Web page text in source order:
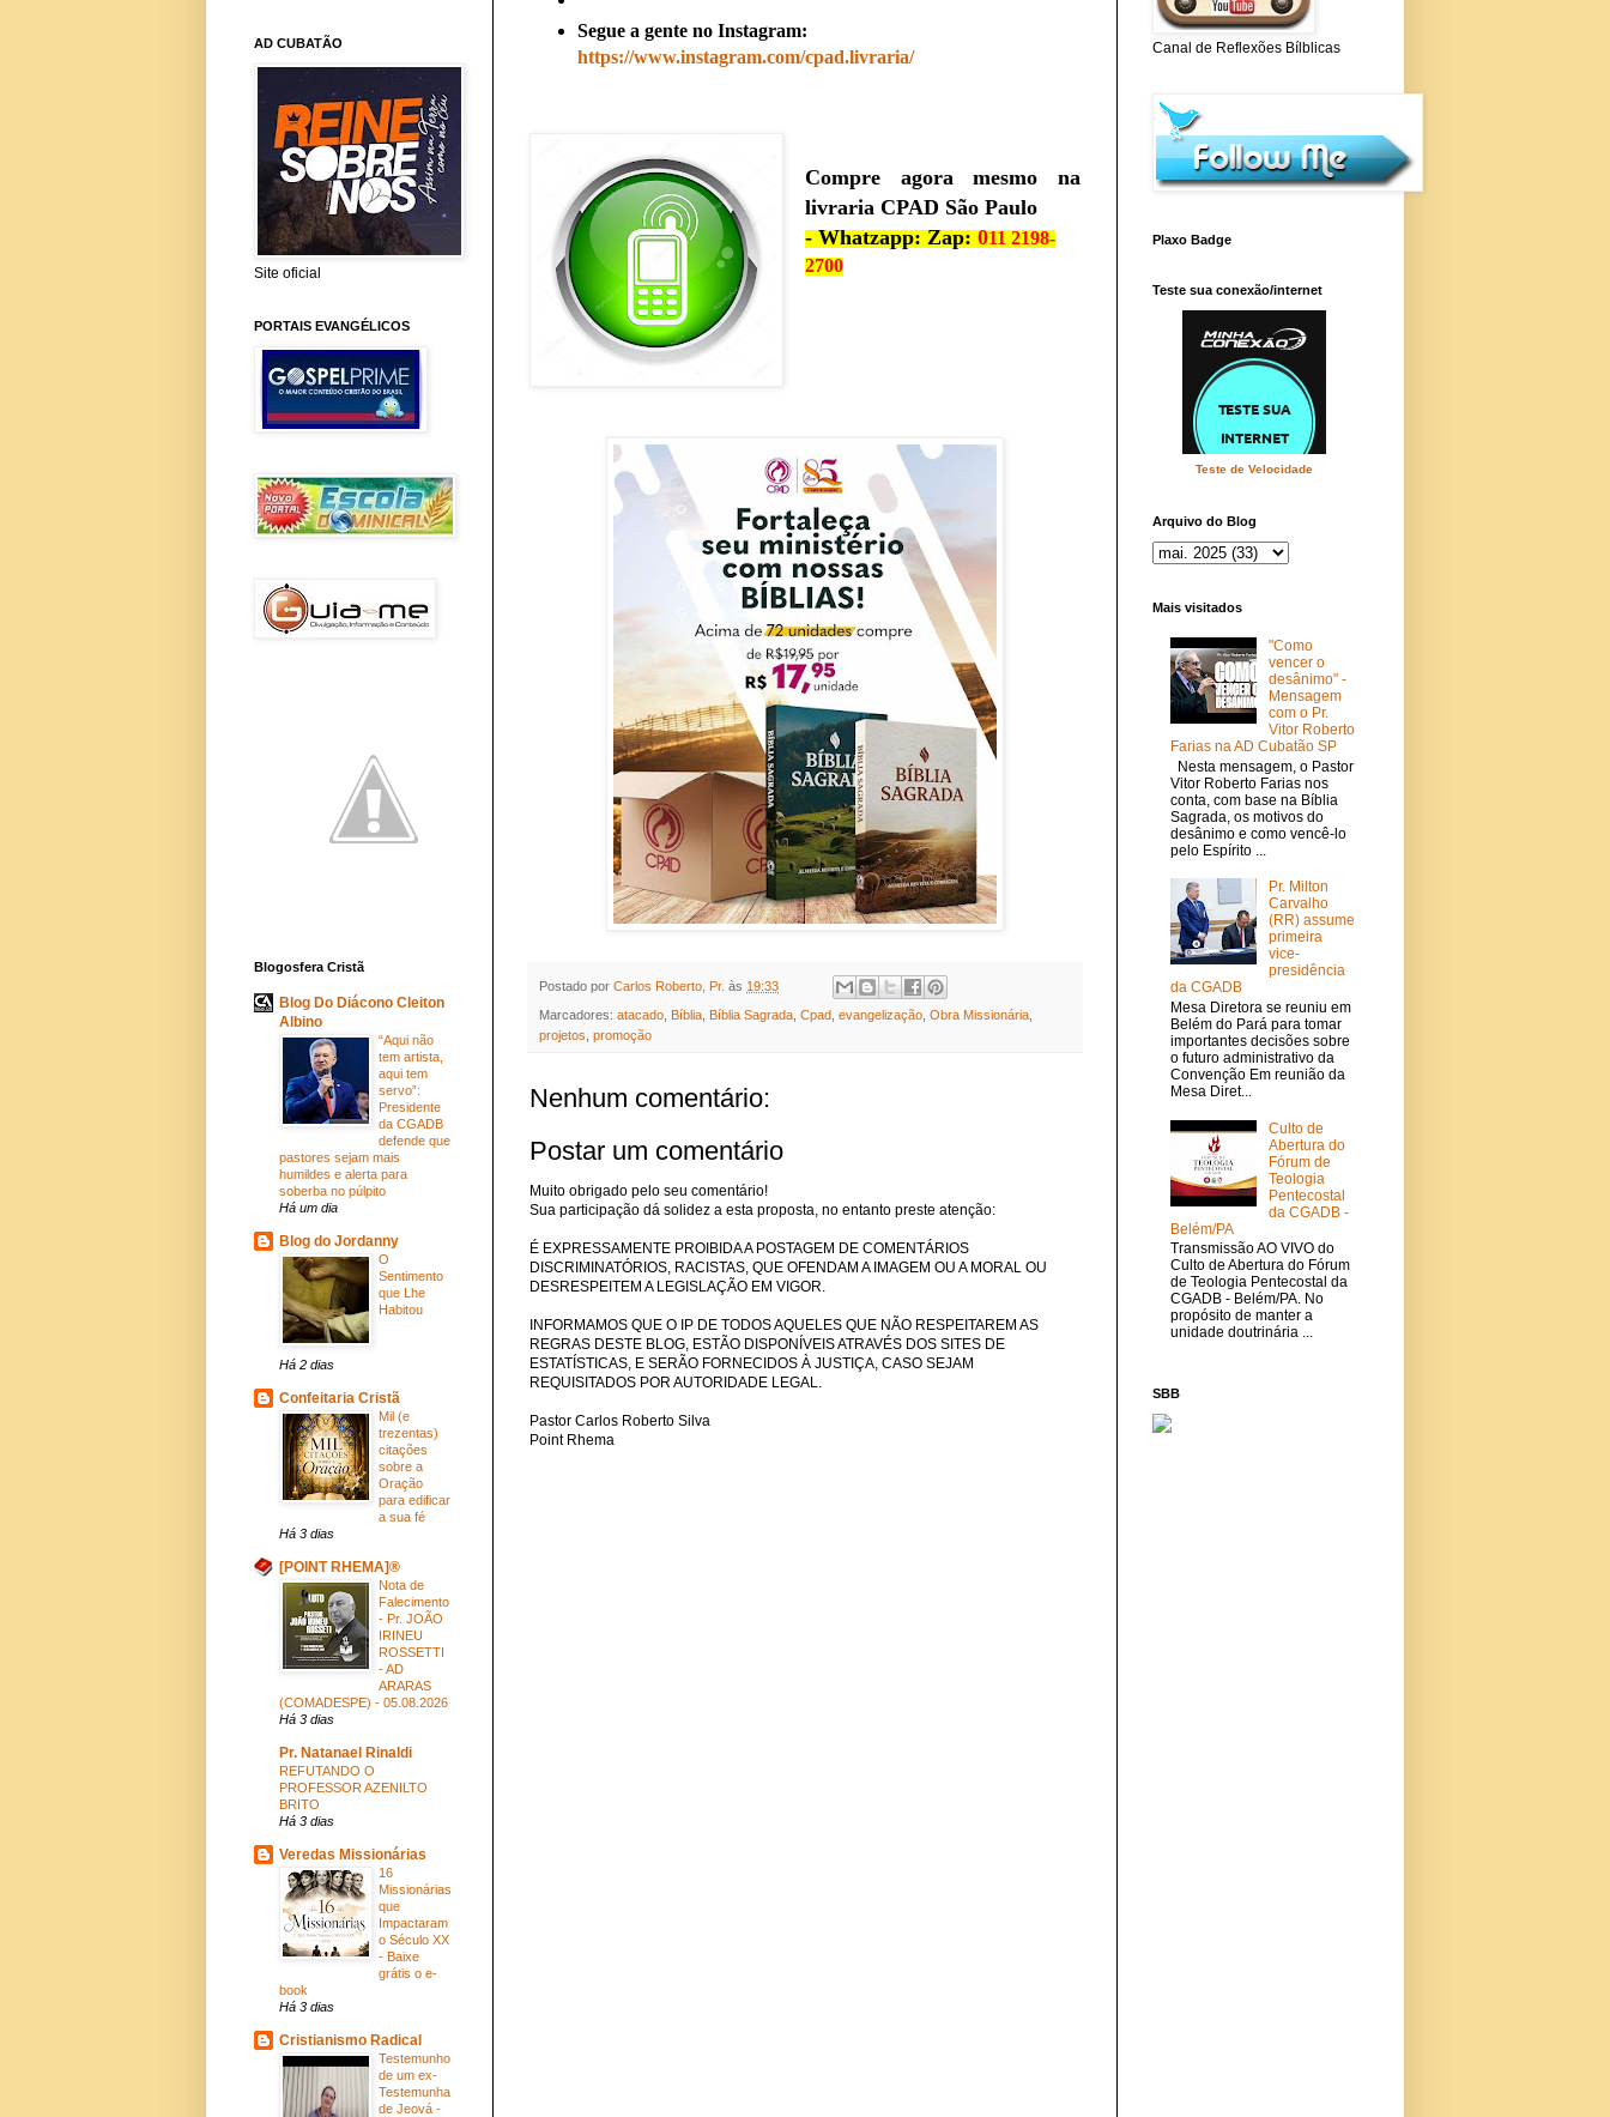
Segue a gente no Instagram:
https://www.instagram.com/cpad.livraria/
Compre agora mesmo na
livraria CPAD São Paulo
- Whatzapp: Zap:011 2198-
2700
Postado por Carlos Roberto, Pr. às 19:33
Marcadores: atacado Bíblia Bíblia Sagrada Cpad evangelização Obra Missionária
projetos promoção
Nenhum comentário:
Postar um comentário
Muito obrigado pelo seu comentário!
Sua participação dá solidez a esta proposta, no entanto preste atenção:
É EXPRESSAMENTE PROIBIDA A POSTAGEM DE COMENTÁRIOS
DISCRIMINATÓRIOS, RACISTAS, QUE OFENDAM A IMAGEM OU A MORAL OU
DESRESPEITEM A LEGISLAÇÃO EM VIGOR.
INFORMAMOS QUE O IP DE TODOS AQUELES QUE NÃO RESPEITAREM AS
REGRAS DESTE BLOG, ESTÃO DISPONÍVEIS ATRAVÉS DOS SITES DE
ESTATÍSTICAS, E SERÃO FORNECIDOS À JUSTIÇA, CASO SEJAM
REQUISITADOS POR AUTORIDADE LEGAL.
Pastor Carlos Roberto Silva
Point Rhema
AD CUBATÃO
Site oficial
PORTAIS EVANGÉLICOS
Blogosfera Cristã
Blog Do Diácono Cleiton
Albino
“Aqui não
tem artista,
aqui tem
servo”:
Presidente
da CGADB
defende que
pastores sejam mais
humildes e alerta para
soberba no púlpito
Há um dia
Blog do Jordanny
O
Sentimento
que Lhe
Habitou
Há 2 dias
Confeitaria Cristã
Mil (e
trezentas)
citações
sobre a
Oração
para edificar
a sua fé
Há 3 dias
[POINT RHEMA]®
Nota de
Falecimento
- Pr. JOÃO
IRINEU
ROSSETTI
- AD
ARARAS
(COMADESPE) - 05.08.2026
Há 3 dias
Pr. Natanael Rinaldi
REFUTANDO O
PROFESSOR AZENILTO
BRITO
Há 3 dias
Veredas Missionárias
16
Missionárias
que
Impactaram
o Século XX
- Baixe
grátis o e-
book
Há 3 dias
Cristianismo Radical
Testemunho
de um ex-
Testemunha
de Jeová -
Canal de Reflexões Bílblicas
Plaxo Badge
Teste sua conexão/internet
Teste de Velocidade
Arquivo do Blog
Mais visitados
"Como
vencer o
desânimo" -
Mensagem
com o Pr.
Vitor Roberto
Farias na AD Cubatão SP
Nesta mensagem, o Pastor
Vitor Roberto Farias nos
conta, com base na Bíblia
Sagrada, os motivos do
desânimo e como vencê-lo
pelo Espírito ...
Pr. Milton
Carvalho
(RR) assume
primeira
vice-
presidência
da CGADB
Mesa Diretora se reuniu em
Belém do Pará para tomar
importantes decisões sobre
o futuro administrativo da
Convenção Em reunião da
Mesa Diret...
Culto de
Abertura do
Fórum de
Teologia
Pentecostal
da CGADB -
Belém/PA
Transmissão AO VIVO do
Culto de Abertura do Fórum
de Teologia Pentecostal da
CGADB - Belém/PA. No
propósito de manter a
unidade doutrinária ...
SBB